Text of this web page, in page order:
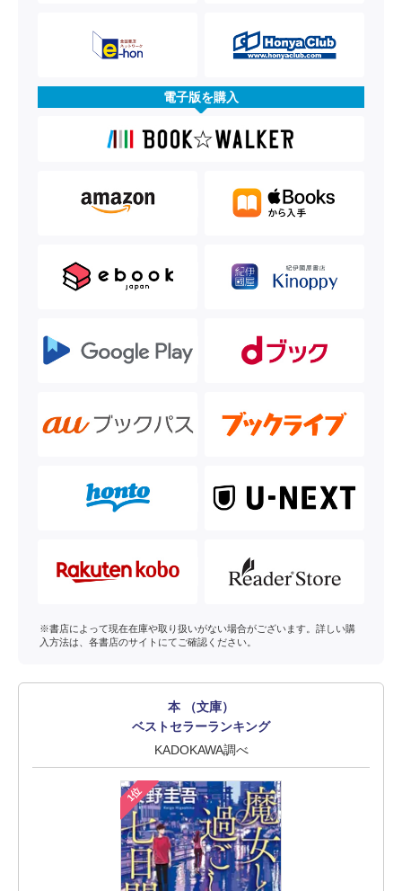
電子版を購入
※書店によって現在在庫や取り扱いがない場合がございます。詳しい購
入方法は、各書店のサイトにてご確認ください。
本 （文庫）
ベストセラーランキング
KADOKAWA調べ
1位